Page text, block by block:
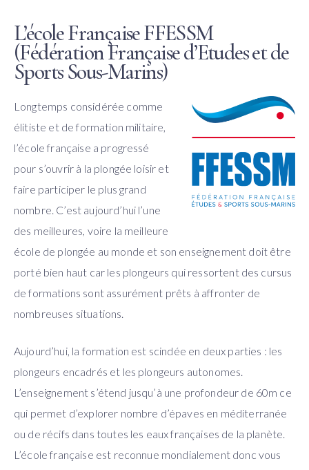
L’école Française FFESSM
(Fédération Française d’Etudes et de
Sports Sous-Marins)
Longtemps considérée comme
élitiste et de formation militaire,
l’école française a progressé
pour s’ouvrir à la plongée loisir et
faire participer le plus grand
nombre. C’est aujourd’hui l’une
des meilleures, voire la meilleure
école de plongée au monde et son enseignement doit être
porté bien haut car les plongeurs qui ressortent des cursus
de formations sont assurément prêts à affronter de
nombreuses situations.
Aujourd’hui, la formation est scindée en deux parties : les
plongeurs encadrés et les plongeurs autonomes.
L’enseignement s’étend jusqu’à une profondeur de 60m ce
qui permet d’explorer nombre d’épaves en méditerranée
ou de récifs dans toutes les eaux françaises de la planète.
L’école française est reconnue mondialement donc vous